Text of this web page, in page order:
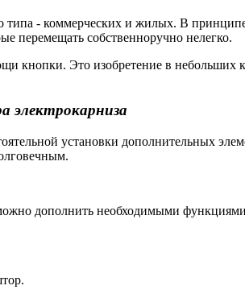
типа - коммерческих и жилых. В
перемещать собственноручно нелегко.
кнопки. Это изобретение в небольших
электрокарниза
установки дополнительных
дополнить необходимыми